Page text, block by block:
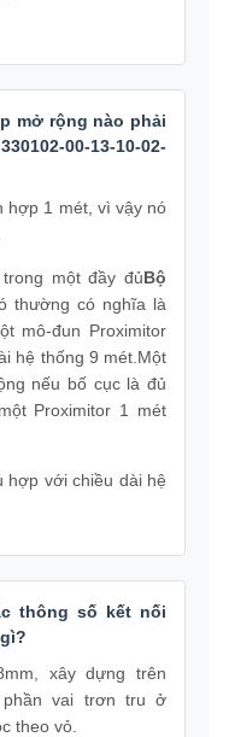
mở rộng nào phải
00-13-10-02-
hợp 1 mét, vì vậy nó
một đầy đủBộ
thường có nghĩa là
mô-đun Proximitor
hệ thống 9 mét.Một
nếu bố cục là đủ
Proximitor 1 mét
hợp với chiều dài hệ
thông số kết nối
xây dựng trên
phần vai trơn tru ở
theo vỏ.